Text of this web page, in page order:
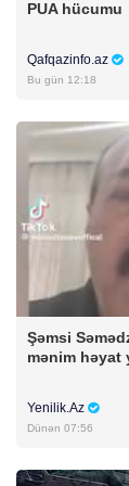
PUA hücumu
Qafqazinfo.az
Bu gün 12:18
Şəmsi
mənim həyat
Yenilik.Az
Dünən 07:56